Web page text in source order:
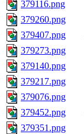
379116.png
379260.png
379407.png
379273.png
379140.png
379217.png
379076.png
379452.png
379351.png